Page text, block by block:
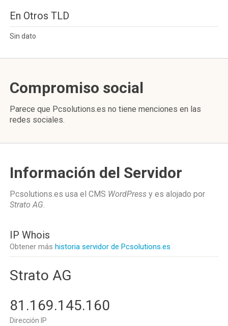
En Otros TLD
Sin dato
Compromiso social
Parece que Pcsolutions.es no tiene menciones en las
redes sociales.
Información del Servidor
Pcsolutions.es usa el CMS WordPress y es alojado por
Strato AG.
IP Whois
Obtener más historia servidor de Pcsolutions.es
Strato AG
81.169.145.160
Dirección IP